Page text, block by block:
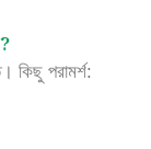
কিছু পরামর্শ: